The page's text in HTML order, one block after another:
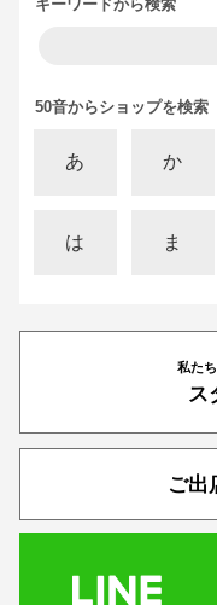
キーワードから検索
50音からショップを検索
あ か
は ま
私た
ス
ご出